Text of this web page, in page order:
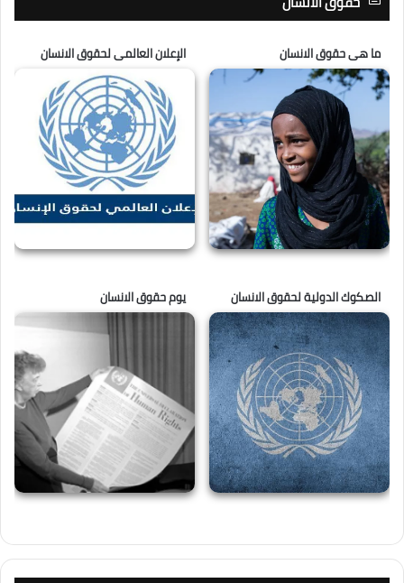
ما هى حقوق الانسان الإعلان العالمى لحقوق الانسان
الصكوك الدولية لحقوق الانسان يوم حقوق الانسان